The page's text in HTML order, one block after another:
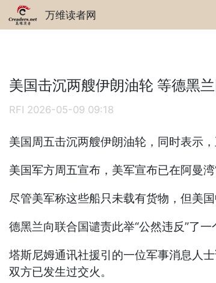
万维读者网
美国击沉两艘伊朗油轮 等德黑
RFI 2026-05-09 09:18
美国周五击沉两艘伊朗油轮，同时表示
美国军方周五宣布，美军宣布已在阿曼
尽管美军称这些船只未载有货物，但美
德黑兰向联合国谴责此举“公然违反”了一
塔斯尼姆通讯社援引的一位军事消息人
双方已发生过交火。